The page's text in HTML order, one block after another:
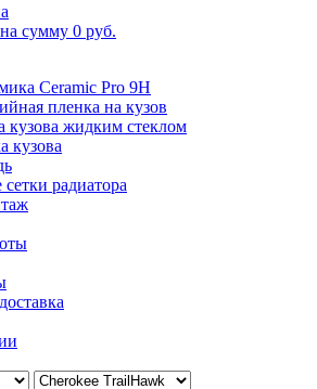
на сумму 0 руб.
Ceramic Pro 9H
пленка на кузов
кузова жидким стеклом
кузова
радиатора